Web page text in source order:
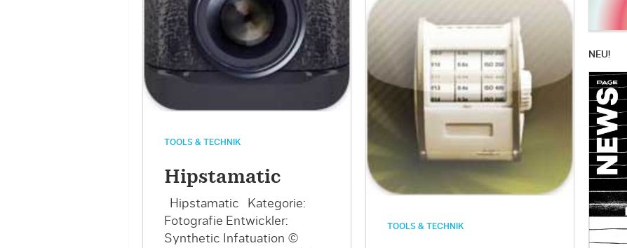
TOOLS & TECHNIK
TOOLS & TECHNIK
Hipstamatic
Hipstamatic Kategorie:
Fotografie Entwickler:
Synthetic Infatuation ©
NEU!